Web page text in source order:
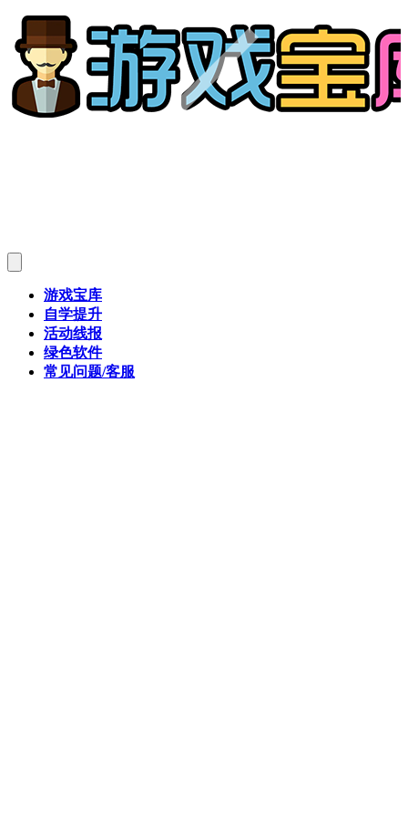
游戏宝库
自学提升
活动线报
绿色软件
常见问题/客服